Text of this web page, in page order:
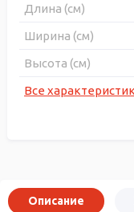
Длина (см)
Ширина (см)
Высота (см)
Все
Описание